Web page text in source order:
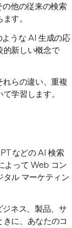
他の従来の検索
す。
うな AI 生成の応
的新しい概念で
れらの違い、重複
学習します。
などの AI 検索
よって Web コン
タル マーケティン
ネス、製品、サ
に、あなたのコ